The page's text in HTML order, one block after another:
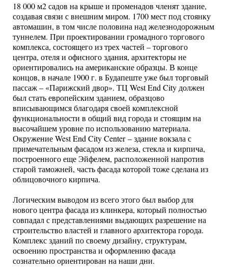
18 000 м2 садов на крыше и променадов членят здание,
создавая связи с внешним миром. 1700 мест под стоянку
автомашин, в том числе половина над железнодорожным
туннелем. При проектировании громадного торгового
комплекса, состоящего из трех частей – торгового
центра, отеля и офисного здания, архитекторы не
ориентировались на американские образцы. В конце
концов, в начале 1900 г. в Будапеште уже был торговый
пассаж – «Парижский двор». ТЦ West End City должен
был стать европейским зданием, образцово
вписывающимся благодаря своей комплексной
функциональности в общий вид города и стоящим на
высочайшем уровне по использованию материала.
Окружение West End City Center – здание вокзала с
примечательным фасадом из железа, стекла и кирпича,
построенного еще Эйфелем, расположенной напротив
старой таможней, часть фасада которой тоже сделана из
облицовочного кирпича.
Логическим выводом из всего этого был выбор для
нового центра фасада из клинкера, который полностью
совпадал с представлениями выдающих разрешение на
строительство властей и главного архитектора города.
Комплекс зданий по своему дизайну, структурам,
освоению пространства и оформлению фасада
сознательно ориентирован на наши дни.